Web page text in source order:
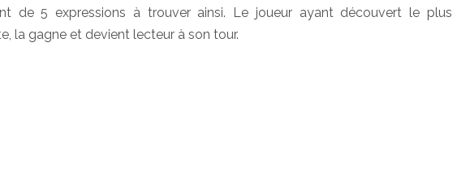
de 5 expressions à trouver ainsi. Le joueur ayant découvert le plus
la gagne et devient lecteur à son tour.